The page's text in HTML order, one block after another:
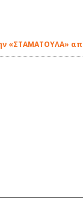
«ΣΤΑΜΑΤΟΥΛΑ»